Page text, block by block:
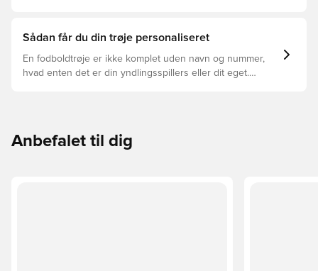
Sådan får du din trøje personaliseret
En fodboldtrøje er ikke komplet uden navn og nummer,
hvad enten det er din yndlingsspillers eller dit eget.
Anbefalet til dig